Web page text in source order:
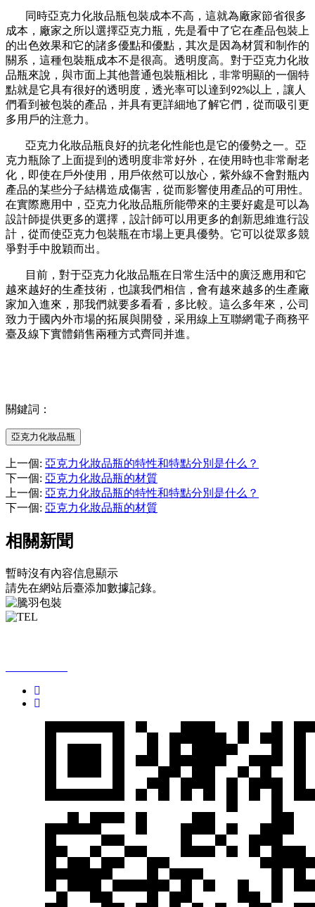
同時亞克力化妝品瓶包裝成本不高 ，這就為廠家節省很多
成本， 廠家之所以選擇亞克力瓶，先是看中了它在產品包裝上
的出色效果和它的諸多優點和優點，其次是因為材質和制作的
關系，這種包裝瓶成本不是很高。透明度高。對于亞克力化妝
品瓶來說，與市面上其他普通包裝瓶相比， 非常明顯的一個特
點就是它具有很好的透明度，透光率可以達到 92%以上，讓人
們看到被包裝的產品，并具有更詳細地了解它們，從而吸引更
多用戶的注意力。
亞克力化妝品瓶良好的抗老化性能也是它的優勢之一。亞
克力瓶除了上面提到的透明度非常好外，在使用時也非常耐老
化，即使在戶外使用，用戶依然可以放心，紫外線不會對瓶內
產品的某些分子結構造成傷害，從而影響使用產品的可用性。
在實際應用中， 亞克力化妝品瓶所能帶來的主要好處是可以為
設計師提供更多的選擇，設計師可以用更多的創新思維進行設
計，從而使亞克力包裝瓶在市場上更具優勢。它可以從眾多競
爭對手中脫穎而出。
目前，對于亞克力化妝品瓶在日常生活中的廣泛應用和它
越來越好的生產技術，也讓我們相信，會有越來越多的生產廠
家加入進來，那我們就要多看看，多比較。這么多年來，公司
致力于國內外市場的拓展與開發，采用線上互聯網電子商務平
臺及線下實體銷售兩種方式齊同并進。
關鍵詞：
亞克力化妝品瓶
上一個: 亞克力化妝品瓶的特性和特點分別是什么？
下一個: 亞克力化妝品瓶的材質
上一個: 亞克力化妝品瓶的特性和特點分別是什么？
下一個: 亞克力化妝品瓶的材質
相關新聞
暫時沒有內容信息顯示
請先在網站后臺添加數據記錄。